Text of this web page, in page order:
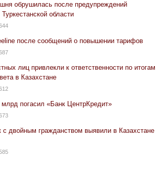
обрушилась после предупреждений
области
после сообщений о повышении тарифов
лиц привлекли к ответственности по итогам
в Казахстане
погасил «Банк ЦентрКредит»
двойным гражданством выявили в Казахстане